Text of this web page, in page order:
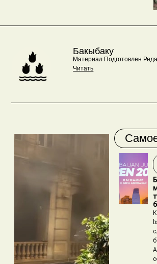
Бакыбаку
Материал Подготовлен
Читать